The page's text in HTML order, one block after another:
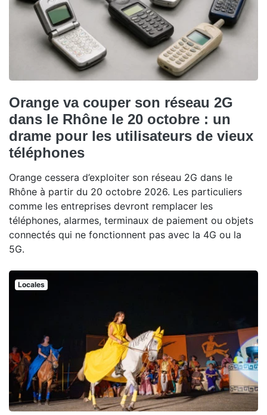
Orange va couper son réseau 2G
dans le Rhône le 20 octobre : un
drame pour les utilisateurs de vieux
téléphones
Orange cessera d’exploiter son réseau 2G dans le
Rhône à partir du 20 octobre 2026. Les particuliers
comme les entreprises devront remplacer les
téléphones, alarmes, terminaux de paiement ou objets
connectés qui ne fonctionnent pas avec la 4G ou la
5G.
Locales